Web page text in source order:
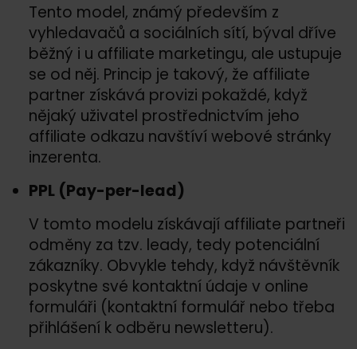
Tento model, známý především z
vyhledavačů a sociálních sítí, býval dříve
běžný i u affiliate marketingu, ale ustupuje
se od něj. Princip je takový, že affiliate
partner získává provizi pokaždé, když
nějaký uživatel prostřednictvím jeho
affiliate odkazu navštíví webové stránky
inzerenta.
PPL (Pay-per-lead)
V tomto modelu získávají affiliate partneři
odměny za tzv. leady, tedy potenciální
zákazníky. Obvykle tehdy, když návštěvník
poskytne své kontaktní údaje v online
formuláři (kontaktní formulář nebo třeba
přihlášení k odběru newsletteru).